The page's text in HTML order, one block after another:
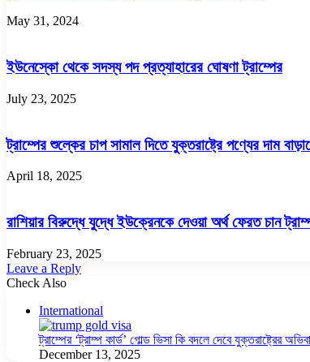
May 31, 2024
ইউনেস্কো থেকে সদস্য পদ প্রত্যাহারের ঘোষণা ট্রাম্পের
July 23, 2025
ট্রাম্পের শুল্কের চাপ সামাল দিতে যুক্তরাষ্ট্রে পণ্যের দাম
April 18, 2025
রাশিয়ার বিরুদ্ধে যুদ্ধে ইউক্রেনকে দেওয়া অর্থ ফেরত চান
February 23, 2025
Leave a Reply
Check Also
International
ট্রাম্পের ‘ট্রাম্প কার্ড’ গোল্ড ভিসা কি বদলে দেবে যুক্তরাষ্ট্রের
December 13, 2025